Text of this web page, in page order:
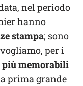
nel periodo
hanno
stampa; sono
per i
memorabili
prima grande